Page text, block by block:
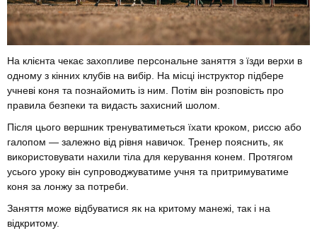
На клієнта чекає захопливе персональне заняття з їзди верхи в
одному з кінних клубів на вибір. На місці інструктор підбере
учневі коня та познайомить із ним. Потім він розповість про
правила безпеки та видасть захисний шолом.
Після цього вершник тренуватиметься їхати кроком, риссю або
галопом — залежно від рівня навичок. Тренер пояснить, як
використовувати нахили тіла для керування конем. Протягом
усього уроку він супроводжуватиме учня та притримуватиме
коня за лонжу за потреби.
Заняття може відбуватися як на критому манежі, так і на
відкритому.